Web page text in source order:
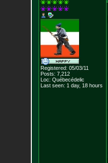
Registered: 05/03/11
Posts: 7,212
Loc: Québecédelic
Last seen: 1 day, 18 hours